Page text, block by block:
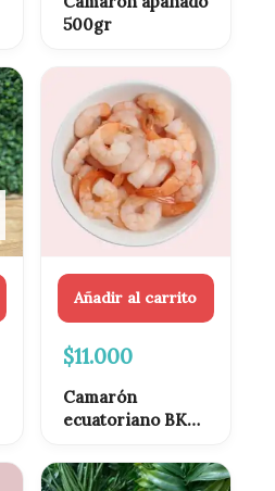
500gr
Añadir al carrito
$11.000
Camarón
ecuatoriano BKS
pelado 1kg